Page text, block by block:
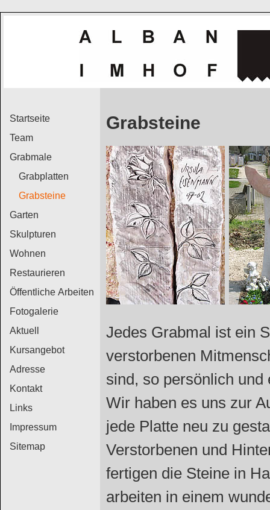
Startseite
Team
Grabmale
Grabplatten
Grabsteine
Garten
Skulpturen
Wohnen
Restaurieren
Öffentliche Arbeiten
Fotogalerie
Aktuell
Kursangebot
Adresse
Kontakt
Links
Impressum
Sitemap
Grabsteine
Jedes Grabmal ist ein
verstorbenen
sind, so persönlich
Wir haben es uns zur
jede Platte neu zu
Verstorbenen und
fertigen die Steine in
arbeiten in einem